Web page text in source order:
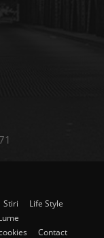
Stiri
Life Style
Contact